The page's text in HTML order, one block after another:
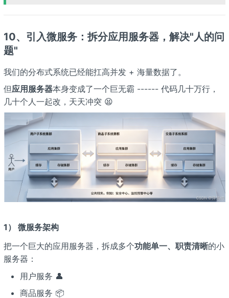
10、引入微服务：拆分应用服务器，解决"人的问
题"
我们的分布式系统已经能扛高并发 + 海量数据了。
但应用服务器本身变成了一个巨无霸 ------ 代码几十万行，
几十个人一起改，天天冲突 😫
1） 微服务架构
把一个巨大的应用服务器，拆成多个功能单一、职责清晰的小
服务器：
用户服务 👤
商品服务 📦